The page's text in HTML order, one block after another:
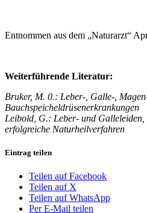
Entnommen aus dem „Naturarzt“
Weiterführende Literatur:
Bruker, M. 0.: Leber-, Galle-,
Bauchspeicheldrüsenerkrankungen
Leibold, G.: Leber- und Galleleiden,
erfolgreiche Naturheilverfahren
Eintrag teilen
Teilen auf Facebook
Teilen auf X
Teilen auf WhatsApp
Per E-Mail teilen